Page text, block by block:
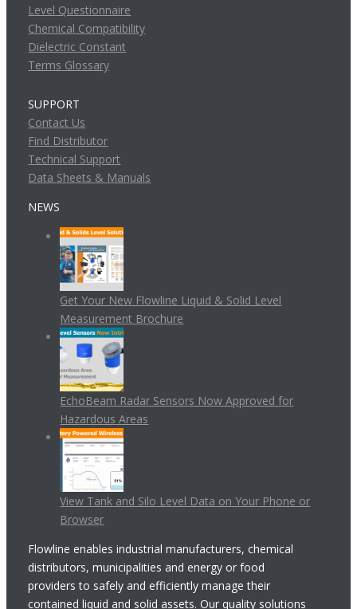
Level Questionnaire
Chemical Compatibility
Dielectric Constant
Terms Glossary
SUPPORT
Contact Us
Find Distributor
Technical Support
Data Sheets & Manuals
NEWS
Get Your New Flowline Liquid & Solid Level
Measurement Brochure
EchoBeam Radar Sensors Now Approved for
Hazardous Areas
View Tank and Silo Level Data on Your Phone or
Browser
Flowline enables industrial manufacturers, chemical
distributors, municipalities and energy or food
providers to safely and efficiently manage their
contained liquid and solid assets. Our quality solutions